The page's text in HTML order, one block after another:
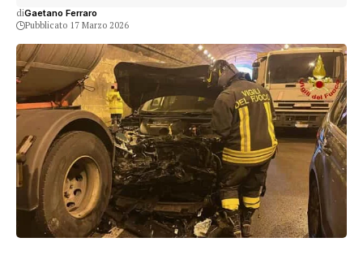
diGaetano Ferraro
Pubblicato 17 Marzo 2026